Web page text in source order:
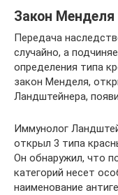
Закон Менделя
Передача
случайно, а
определения типа
закон Менделя,
Ландштейнера,
Иммунолог
открыл 3 типа
Он обнаружил, что
категорий несет
наименование